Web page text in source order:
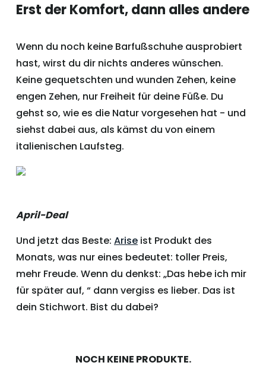
Erst der Komfort, dann alles andere
Wenn du noch keine Barfußschuhe ausprobiert
hast, wirst du dir nichts anderes wünschen.
Keine gequetschten und wunden Zehen, keine
engen Zehen, nur Freiheit für deine Füße. Du
gehst so, wie es die Natur vorgesehen hat - und
siehst dabei aus, als kämst du von einem
italienischen Laufsteg.
April-Deal
Und jetzt das Beste: Arise ist Produkt des
Monats, was nur eines bedeutet: toller Preis,
mehr Freude. Wenn du denkst: „Das hebe ich mir
für später auf, “ dann vergiss es lieber. Das ist
dein Stichwort. Bist du dabei?
NOCH KEINE PRODUKTE.